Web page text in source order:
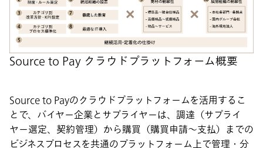
Source to Pay クラウドプラットフォーム概要
Source to Payのクラウドプラットフォームを活用するこ
とで、バイヤー企業とサプライヤーは、調達（サプライ
ヤー選定、契約管理）から購買（購買申請～支払）までの
ビジネスプロセスを共通のプラットフォーム上で管理・分